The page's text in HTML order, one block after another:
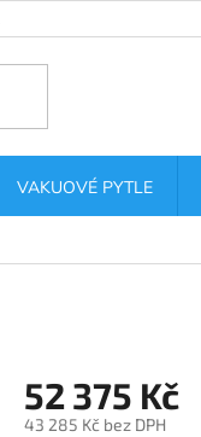
VAKUOVÉ PYTLE
52 375 Kč
43 285 Kč bez DPH